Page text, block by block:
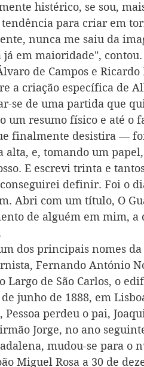
histérico, se sou,
para criar em
nunca me saiu da
já em maioridade",
de Campos e Ricardo
a criação específica de
se de uma partida que
um resumo físico e até o
finalmente desistira —
alta, e, tomando um
E escrevi trinta e
conseguirei definir. Foi o
Abri com um título, O
de alguém em mim, a
dos principais nomes
Fernando António
Largo de São Carlos, o
de junho de 1888, em
perdeu o pai,
Jorge, no ano
mudou-se para o
Miguel Rosa a 30 de